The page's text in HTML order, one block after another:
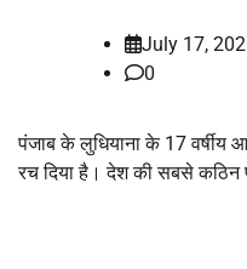
July 17,
0
पंजाब के लुधियाना के 17 वर्षीय
रच दिया है। देश की सबसे कठिन